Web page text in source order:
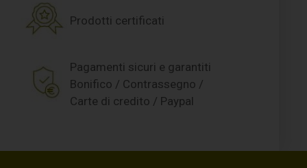
Prodotti certificati
Pagamenti sicuri e garantiti
Bonifico / Contrassegno /
Carte di credito / Paypal